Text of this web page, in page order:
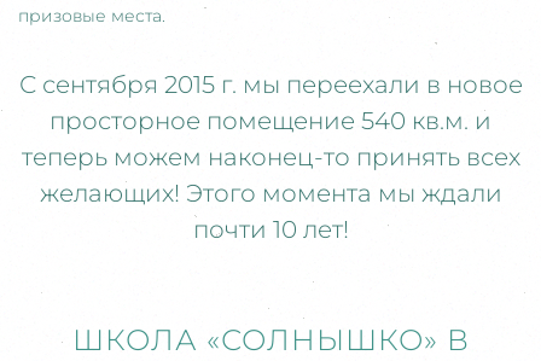
призовые места.
С сентября 2015 г. мы переехали в новое
просторное помещение 540 кв.м. и
теперь можем наконец-то принять всех
желающих! Этого момента мы ждали
почти 10 лет!
ШКОЛА «СОЛНЫШКО» В